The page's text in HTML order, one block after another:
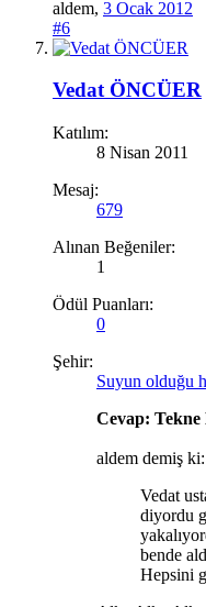
aldem, 3 Ocak 2012
#6
Vedat ÖNCÜER
Katılım:
8 Nisan 2011
Mesaj:
679
Alınan Beğeniler:
1
Ödül Puanları:
0
Şehir:
Suyun olduğu
Cevap: Tekne
aldem demiş ki:
Vedat
diyordu
bende
Hepsini